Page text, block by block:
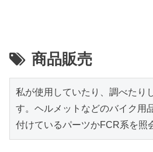
商品販売
私が使用していたり、調べたり
す。ヘルメットなどのバイク用
付けているパーツかFCR系を照